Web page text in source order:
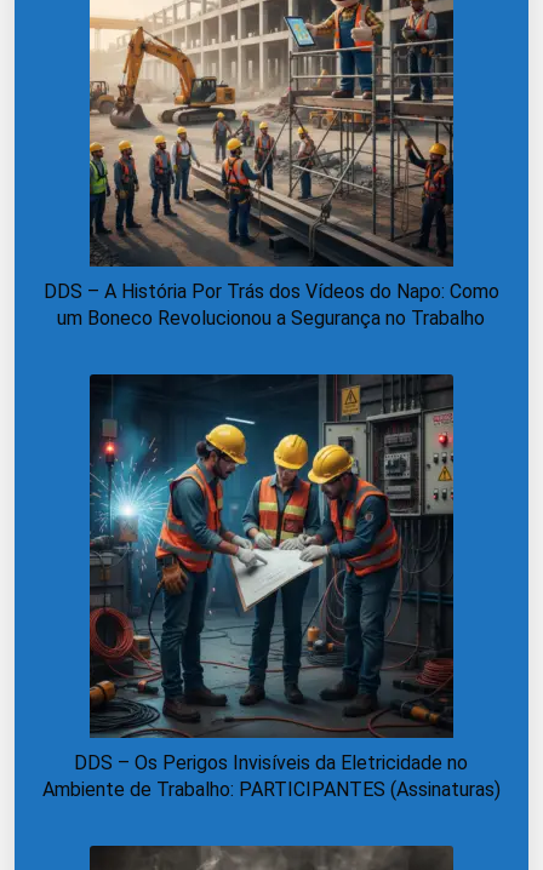
DDS – A História Por Trás dos Vídeos do Napo: Como
um Boneco Revolucionou a Segurança no Trabalho
DDS – Os Perigos Invisíveis da Eletricidade no
Ambiente de Trabalho: PARTICIPANTES (Assinaturas)